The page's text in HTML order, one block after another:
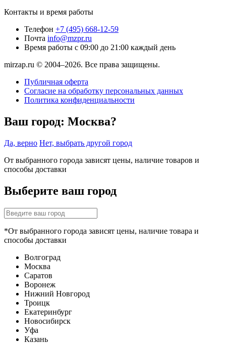
Контакты и время работы
Телефон +7 (495) 668-12-59
Почта info@mzpr.ru
Время работы с 09:00 до 21:00 каждый день
mirzap.ru © 2004–2026. Все права защищены.
Публичная оферта
Согласие на обработку персональных данных
Политика конфиденциальности
Ваш город: Москва?
Да, верно Нет, выбрать другой город
От выбранного города зависят цены, наличие товаров и
способы доставки
Выберите ваш город
*От выбранного города зависят цены, наличие товара и
способы доставки
Волгоград
Москва
Саратов
Воронеж
Нижний Новгород
Троицк
Екатеринбург
Новосибирск
Уфа
Казань